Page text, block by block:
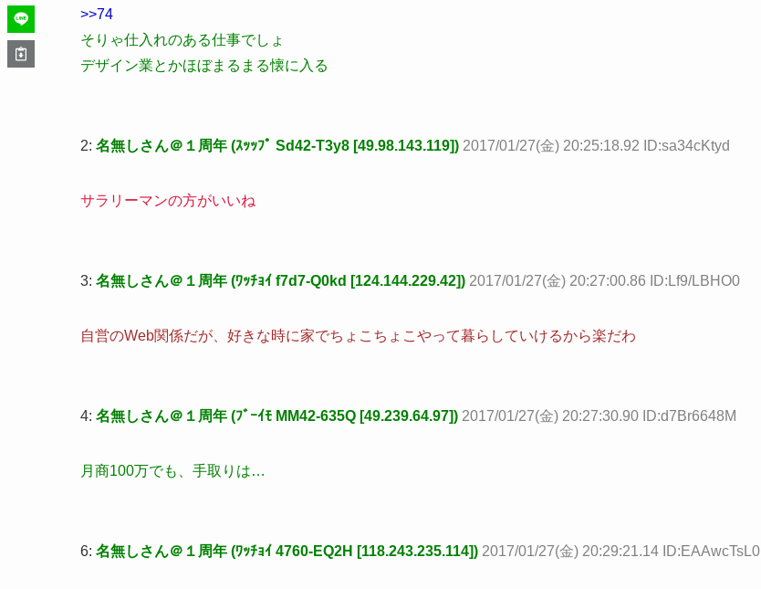
>>74
そりゃ仕入れのある仕事でしょ
デザイン業とかほぼまるまる懐に入る
2: 名無しさん＠１周年 (ｽｯｯﾌﾟ Sd42-T3y8 [49.98.143.119]) 2017/01/27(金) 20:25:18.92 ID:sa34cKtyd
サラリーマンの方がいいね
3: 名無しさん＠１周年 (ﾜｯﾁｮｲ f7d7-Q0kd [124.144.229.42]) 2017/01/27(金) 20:27:00.86 ID:Lf9/LBHO0
自営のWeb関係だが、好きな時に家でちょこちょこやって暮らしていけるから楽だわ
4: 名無しさん＠１周年 (ﾌﾞｰｲﾓ MM42-635Q [49.239.64.97]) 2017/01/27(金) 20:27:30.90 ID:d7Br6648M
月商100万でも、手取りは…
6: 名無しさん＠１周年 (ﾜｯﾁｮｲ 4760-EQ2H [118.243.235.114]) 2017/01/27(金) 20:29:21.14 ID:EAAwcTsL0